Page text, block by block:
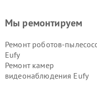
Мы ремонтируем
Ремонт роботов-
Eufy
Ремонт камер
видеонаблюдения Eufy